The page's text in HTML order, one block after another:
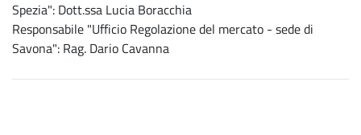
Spezia": Dott.ssa Lucia Boracchia
Responsabile "Ufficio Regolazione del mercato - sede di
Savona": Rag. Dario Cavanna